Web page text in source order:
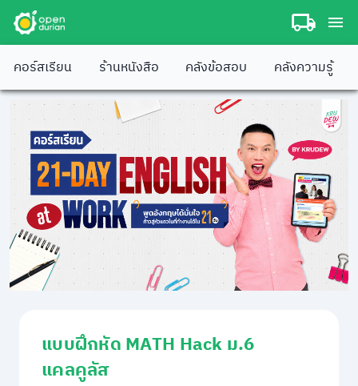
คอร์สเรียน ร้านหนังสือ คลังข้อสอบ คลังความรู้
แบบฝึกหัด MATH Hack ม.6
แคลคูลัส